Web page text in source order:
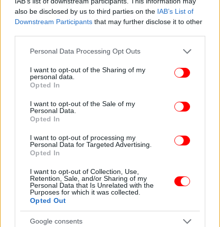
also be disclosed by us to third parties on the IAB’s List of
Downstream Participants that may further disclose it to other
Please note that this website/app uses one or more Google
not limited to your visit or usage behaviour. You may click to
grant or deny consent to Google and its third-party tags to
use your data for below specified purposes in below Google
consent section.
Personal Data Processing Opt Outs
I want to opt-out of the Sharing of my
personal data.
Opted In
I want to opt-out of the Sale of my
Personal Data.
Opted In
I want to opt-out of processing my
Personal Data for Targeted Advertising.
Opted In
I want to opt-out of Collection, Use,
Retention, Sale, and/or Sharing of my
Personal Data that Is Unrelated with the
Purposes for which it was collected.
Opted Out
Google consents
Τζιανγκ Μπιν, εκπρόσωπος του υπουργείου.
«Αυτό θα συνεισφέρει στο να εμπλουτιστεί η
ολοκληρωμένη σινορωσική στρατηγική σύμπραξη
συντονισμού για την νέα εποχή και να
διαδραματιστεί ένας σημαντικός ρόλος στη
διατήρηση και την ενίσχυση της παγκόσμιας
Η Κίνα δηλώνει ότι παραμένει ουδέτερη στη
μεσολαβήτρια χώρα, αλλά πολλές φορές
κατηγορείται από τις χώρες της Δύσης ότι
πολιτική στήριξη για να διεξάγει τη στρατιωτική
της επιχείρηση.
ΟΛΕΣ ΟΙ ΕΙΔΗΣΕΙΣ